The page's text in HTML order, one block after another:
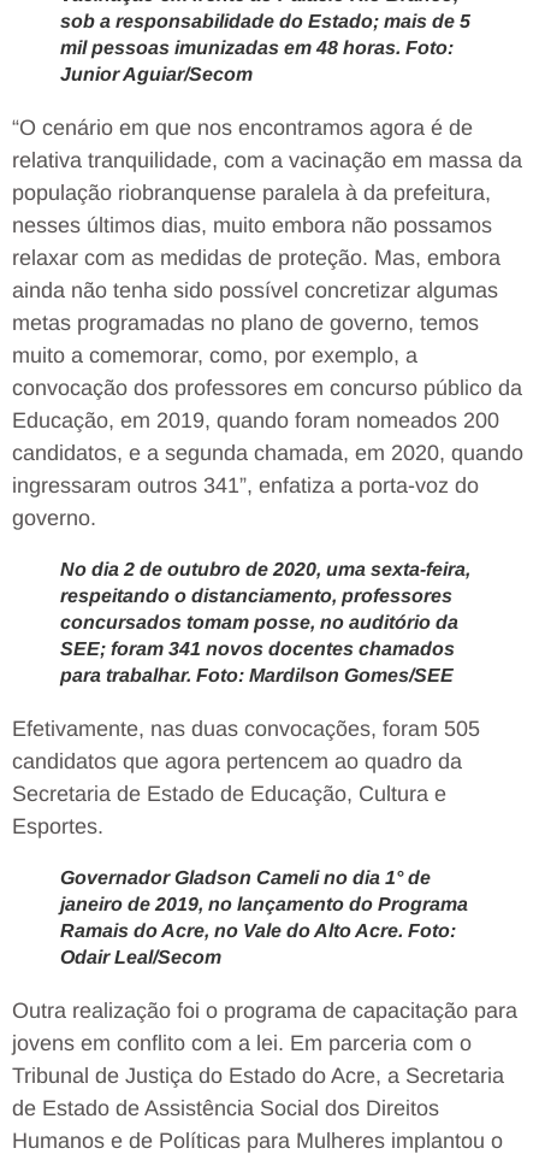
sob a responsabilidade do Estado; mais de 5
mil pessoas imunizadas em 48 horas. Foto:
Junior Aguiar/Secom
“O cenário em que nos encontramos agora é de
relativa tranquilidade, com a vacinação em massa da
população riobranquense paralela à da prefeitura,
nesses últimos dias, muito embora não possamos
relaxar com as medidas de proteção. Mas, embora
ainda não tenha sido possível concretizar algumas
metas programadas no plano de governo, temos
muito a comemorar, como, por exemplo, a
convocação dos professores em concurso público da
Educação, em 2019, quando foram nomeados 200
candidatos, e a segunda chamada, em 2020, quando
ingressaram outros 341”, enfatiza a porta-voz do
governo.
No dia 2 de outubro de 2020, uma sexta-feira,
respeitando o distanciamento, professores
concursados tomam posse, no auditório da
SEE; foram 341 novos docentes chamados
para trabalhar. Foto: Mardilson Gomes/SEE
Efetivamente, nas duas convocações, foram 505
candidatos que agora pertencem ao quadro da
Secretaria de Estado de Educação, Cultura e
Esportes.
Governador Gladson Cameli no dia 1° de
janeiro de 2019, no lançamento do Programa
Ramais do Acre, no Vale do Alto Acre. Foto:
Odair Leal/Secom
Outra realização foi o programa de capacitação para
jovens em conflito com a lei. Em parceria com o
Tribunal de Justiça do Estado do Acre, a Secretaria
de Estado de Assistência Social dos Direitos
Humanos e de Políticas para Mulheres implantou o